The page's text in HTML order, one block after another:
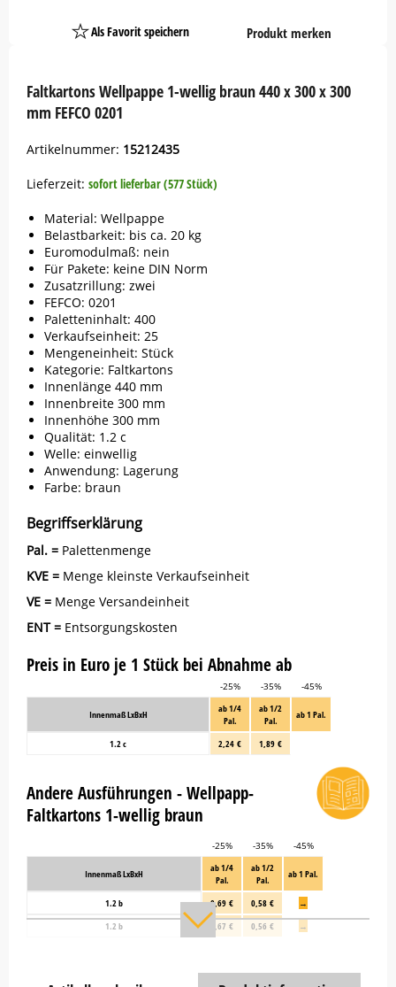
Faltkartons Wellpappe 1-wellig braun 440 x 300 x 300
mm FEFCO 0201
Artikelnummer: 15212435
Lieferzeit: sofort lieferbar (577 Stück)
Material: Wellpappe
Belastbarkeit: bis ca. 20 kg
Euromodulmaß: nein
Für Pakete: keine DIN Norm
Zusatzrillung: zwei
FEFCO: 0201
Paletteninhalt: 400
Verkaufseinheit: 25
Mengeneinheit: Stück
Kategorie: Faltkartons
Innenlänge 440 mm
Innenbreite 300 mm
Innenhöhe 300 mm
Qualität: 1.2 c
Welle: einwellig
Anwendung: Lagerung
Farbe: braun
Begriffserklärung
Pal. = Palettenmenge
KVE = Menge kleinste Verkaufseinheit
VE = Menge Versandeinheit
ENT = Entsorgungskosten
Preis in Euro je 1 Stück bei Abnahme ab
-25% -35% -45%
Innenmaß LxBxH
ab 1/4
Pal.
ab 1/2
Pal.
ab 1 Pal.
1.2 c 2,24 € 1,89 €
Andere Ausführungen - Wellpapp-
Faltkartons 1-wellig braun
-25% -35% -45%
Innenmaß LxBxH
ab 1/4
Pal.
ab 1/2
Pal.
ab 1 Pal.
1.2 b 0,69 € 0,58 €
→
1.2 b
0,67 € 0,56 € →
Als Favorit speichern
PlatzhalterProdukt merken